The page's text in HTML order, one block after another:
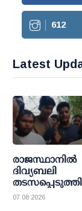
612
Latest
രാജസ്ഥാനിൽ
ദിവ്യബലി
സംഭവം:
07 08 2026